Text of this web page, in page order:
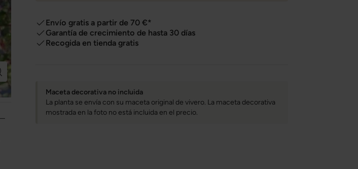
Envío gratis a partir de 70 €*
Garantía de crecimiento de hasta 30 días
Recogida en tienda gratis
Maceta decorativa no incluida
La planta se envía con su maceta original de vivero. La maceta decorativa
mostrada en la foto no está incluida en el precio.